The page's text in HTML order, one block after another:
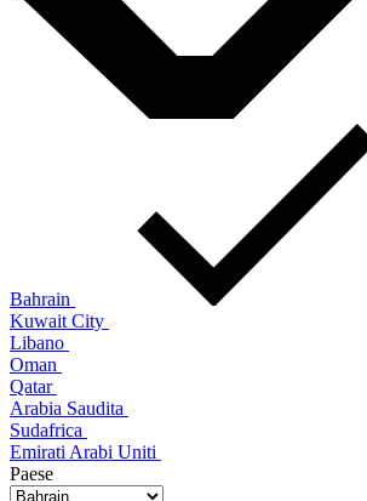
Bahrain
Kuwait City
Libano
Oman
Qatar
Arabia Saudita
Sudafrica
Emirati Arabi Uniti
Paese